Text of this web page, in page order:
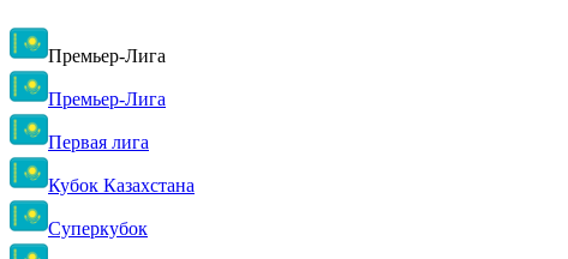
Премьер-Лига
Премьер-Лига
Первая лига
Кубок Казахстана
Суперкубок